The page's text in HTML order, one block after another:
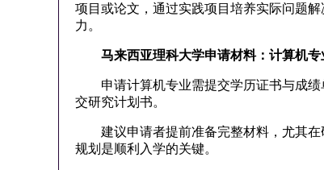
项目或论文，通过实践项目培养实际问题
力。
马来西亚理科大学申请材料：计算机专
申请计算机专业需提交学历证书与成绩
交研究计划书。
建议申请者提前准备完整材料，尤其在
规划是顺利入学的关键。